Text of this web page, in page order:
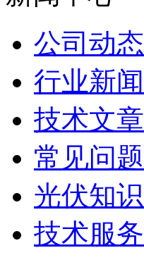
公司动态
行业新闻
技术文章
常见问题
光伏知识
技术服务